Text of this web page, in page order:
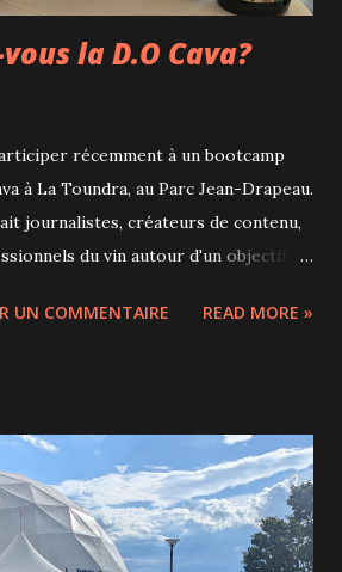
la D.O Cava?
récemment à un bootcamp
à La Toundra, au Parc Jean-Drapeau.
journalistes, créateurs de contenu,
du vin autour d'un objectif
espagnol mérite d'être apprécié
Bouffard et Judith Manero de la D.O.
l'histoire, les cépages, les
de cette appellation
eu l'occasion de déguster
UN COMMENTAIRE READ MORE »